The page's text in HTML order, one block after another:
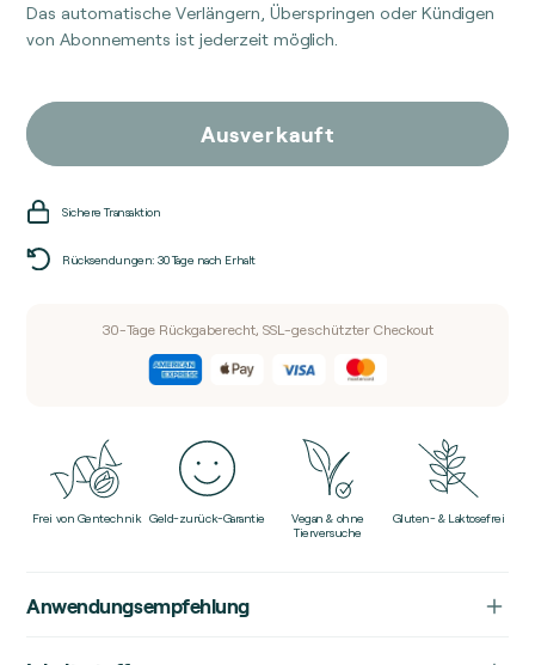
Das automatische Verlängern, Überspringen oder Kündigen
von Abonnements ist jederzeit möglich.
Ausverkauft
Sichere Transaktion
Rücksendungen: 30 Tage nach Erhalt
30-Tage Rückgaberecht, SSL-geschützter Checkout
Frei von Gentechnik Geld-zurück-Garantie
Vegan & ohne
Tierversuche
Gluten- & Laktosefrei
Anwendungsempfehlung